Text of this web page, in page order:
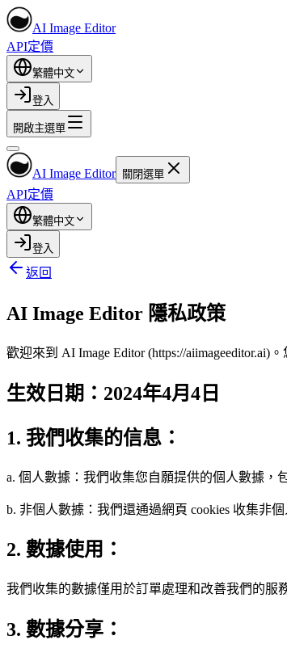
AI Image Editor
API定價
繁體中文
登入
開啟主選單
AI Image Editor 關閉選單
API定價
繁體中文
登入
返回
AI Image Editor 隱私政策
歡迎來到 AI Image Editor (https://
生效日期：2024年4月4日
1. 我們收集的信息：
a. 個人數據：我們收集您自願提供的個人數據，
b. 非個人數據：我們還通過網頁 cookies 收集非
2. 數據使用：
我們收集的數據僅用於訂單處理和改善我們的服
3. 數據分享：